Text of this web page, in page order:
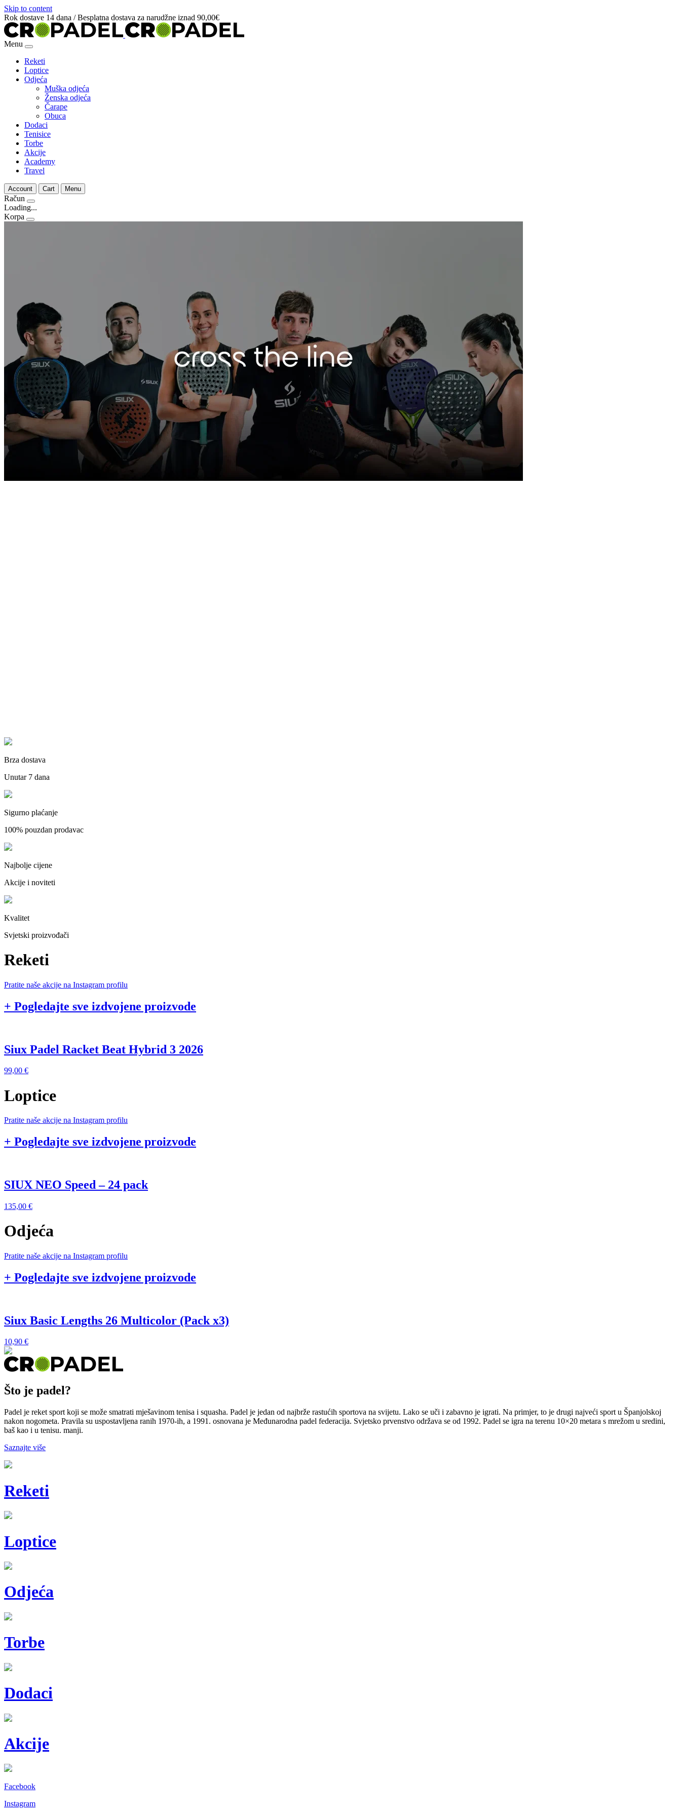
Skip to content
Rok dostave 14 dana / Besplatna dostava za narudžne iznad 90,00€
Menu
Reketi
Loptice
Odjeća
Muška odjeća
Ženska odjeća
Čarape
Obuca
Dodaci
Tenisice
Torbe
Akcije
Academy
Travel
Account Cart Menu
Račun
Loading...
Korpa
Brza dostava
Unutar 7 dana
Sigurno plaćanje
100% pouzdan prodavac
Najbolje cijene
Akcije i noviteti
Kvalitet
Svjetski proizvođači
Reketi
Pratite naše akcije na Instagram profilu
+ Pogledajte sve izdvojene proizvode
Siux Padel Racket Beat Hybrid 3 2026
99,00 €
Loptice
Pratite naše akcije na Instagram profilu
+ Pogledajte sve izdvojene proizvode
SIUX NEO Speed – 24 pack
135,00 €
Odjeća
Pratite naše akcije na Instagram profilu
+ Pogledajte sve izdvojene proizvode
Siux Basic Lengths 26 Multicolor (Pack x3)
10,90 €
Što je padel?
Padel je reket sport koji se može smatrati mješavinom tenisa i squasha. Padel je jedan od najbrže rastućih sportova na svijetu. Lako se uči i zabavno je igrati. Na primjer, to je drugi najveći sport u Španjolskoj
nakon nogometa. Pravila su uspostavljena ranih 1970-ih, a 1991. osnovana je Međunarodna padel federacija. Svjetsko prvenstvo održava se od 1992. Padel se igra na terenu 10×20 metara s mrežom u sredini,
baš kao i u tenisu. manji.
Saznajte više
Reketi
Loptice
Odjeća
Torbe
Dodaci
Akcije
Facebook
Instagram